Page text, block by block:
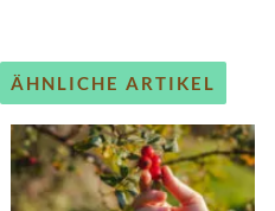
ÄHNLICHE ARTIKEL